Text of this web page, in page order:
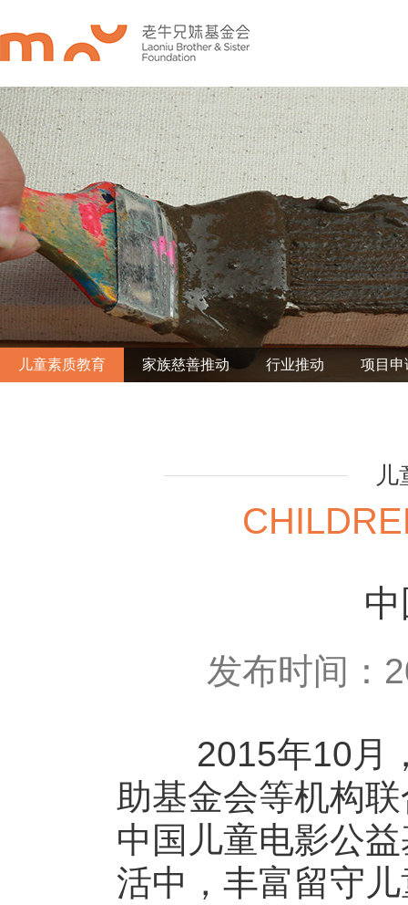
儿童素质教育 家族慈善推动 行业推动 项目申
儿
发布时间：
2015年10月，
助基金会等机构
中国儿童电影公
活中，丰富留守